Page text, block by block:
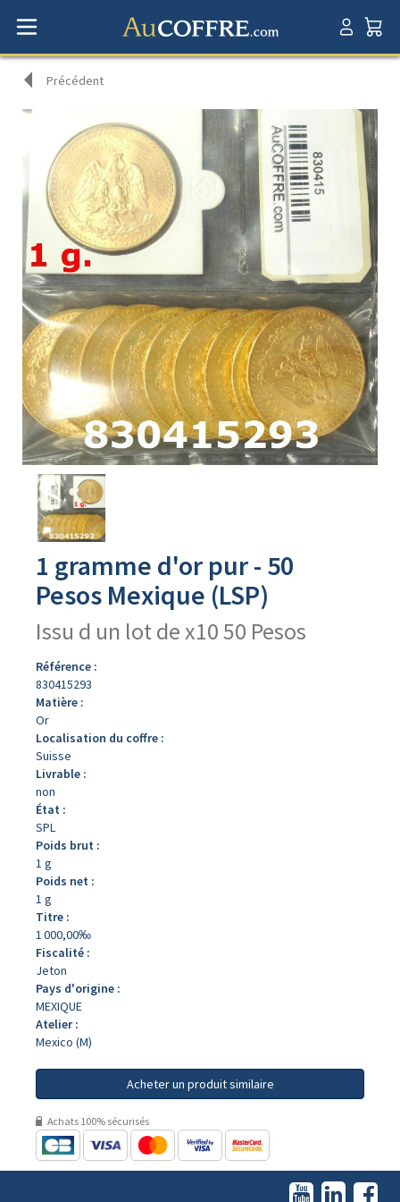
Précédent
Avers
produit
1 gramme d'or pur - 50
Pesos Mexique (LSP)
Issu d un lot de x10 50 Pesos
Référence :
830415293
Matière :
Or
Localisation du coffre :
Suisse
Livrable :
non
État :
SPL
Poids brut :
1 g
Poids net :
1 g
Titre :
1 000,00‰
Fiscalité :
Jeton
Pays d'origine :
MEXIQUE
Atelier :
Mexico (M)
Acheter un produit similaire
Achats 100% sécurisés